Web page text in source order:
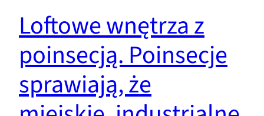
Loftowe wnętrza z
poinsecją. Poinsecje
sprawiają, że